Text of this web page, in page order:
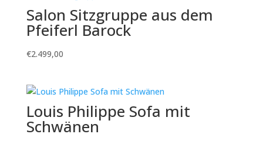
Salon Sitzgruppe aus dem
Pfeiferl Barock
€2.499,00
Louis Philippe Sofa mit
Schwänen